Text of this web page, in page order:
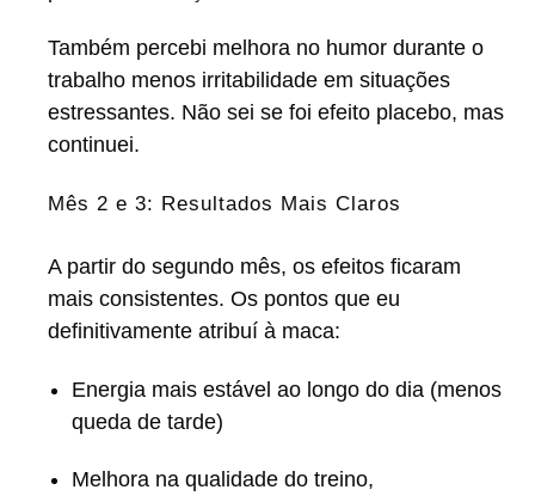
Também percebi melhora no humor durante o
trabalho menos irritabilidade em situações
estressantes. Não sei se foi efeito placebo, mas
continuei.
Mês 2 e 3: Resultados Mais Claros
A partir do segundo mês, os efeitos ficaram
mais consistentes. Os pontos que eu
definitivamente atribuí à maca:
Energia mais estável ao longo do dia (menos
queda de tarde)
Melhora na qualidade do treino,